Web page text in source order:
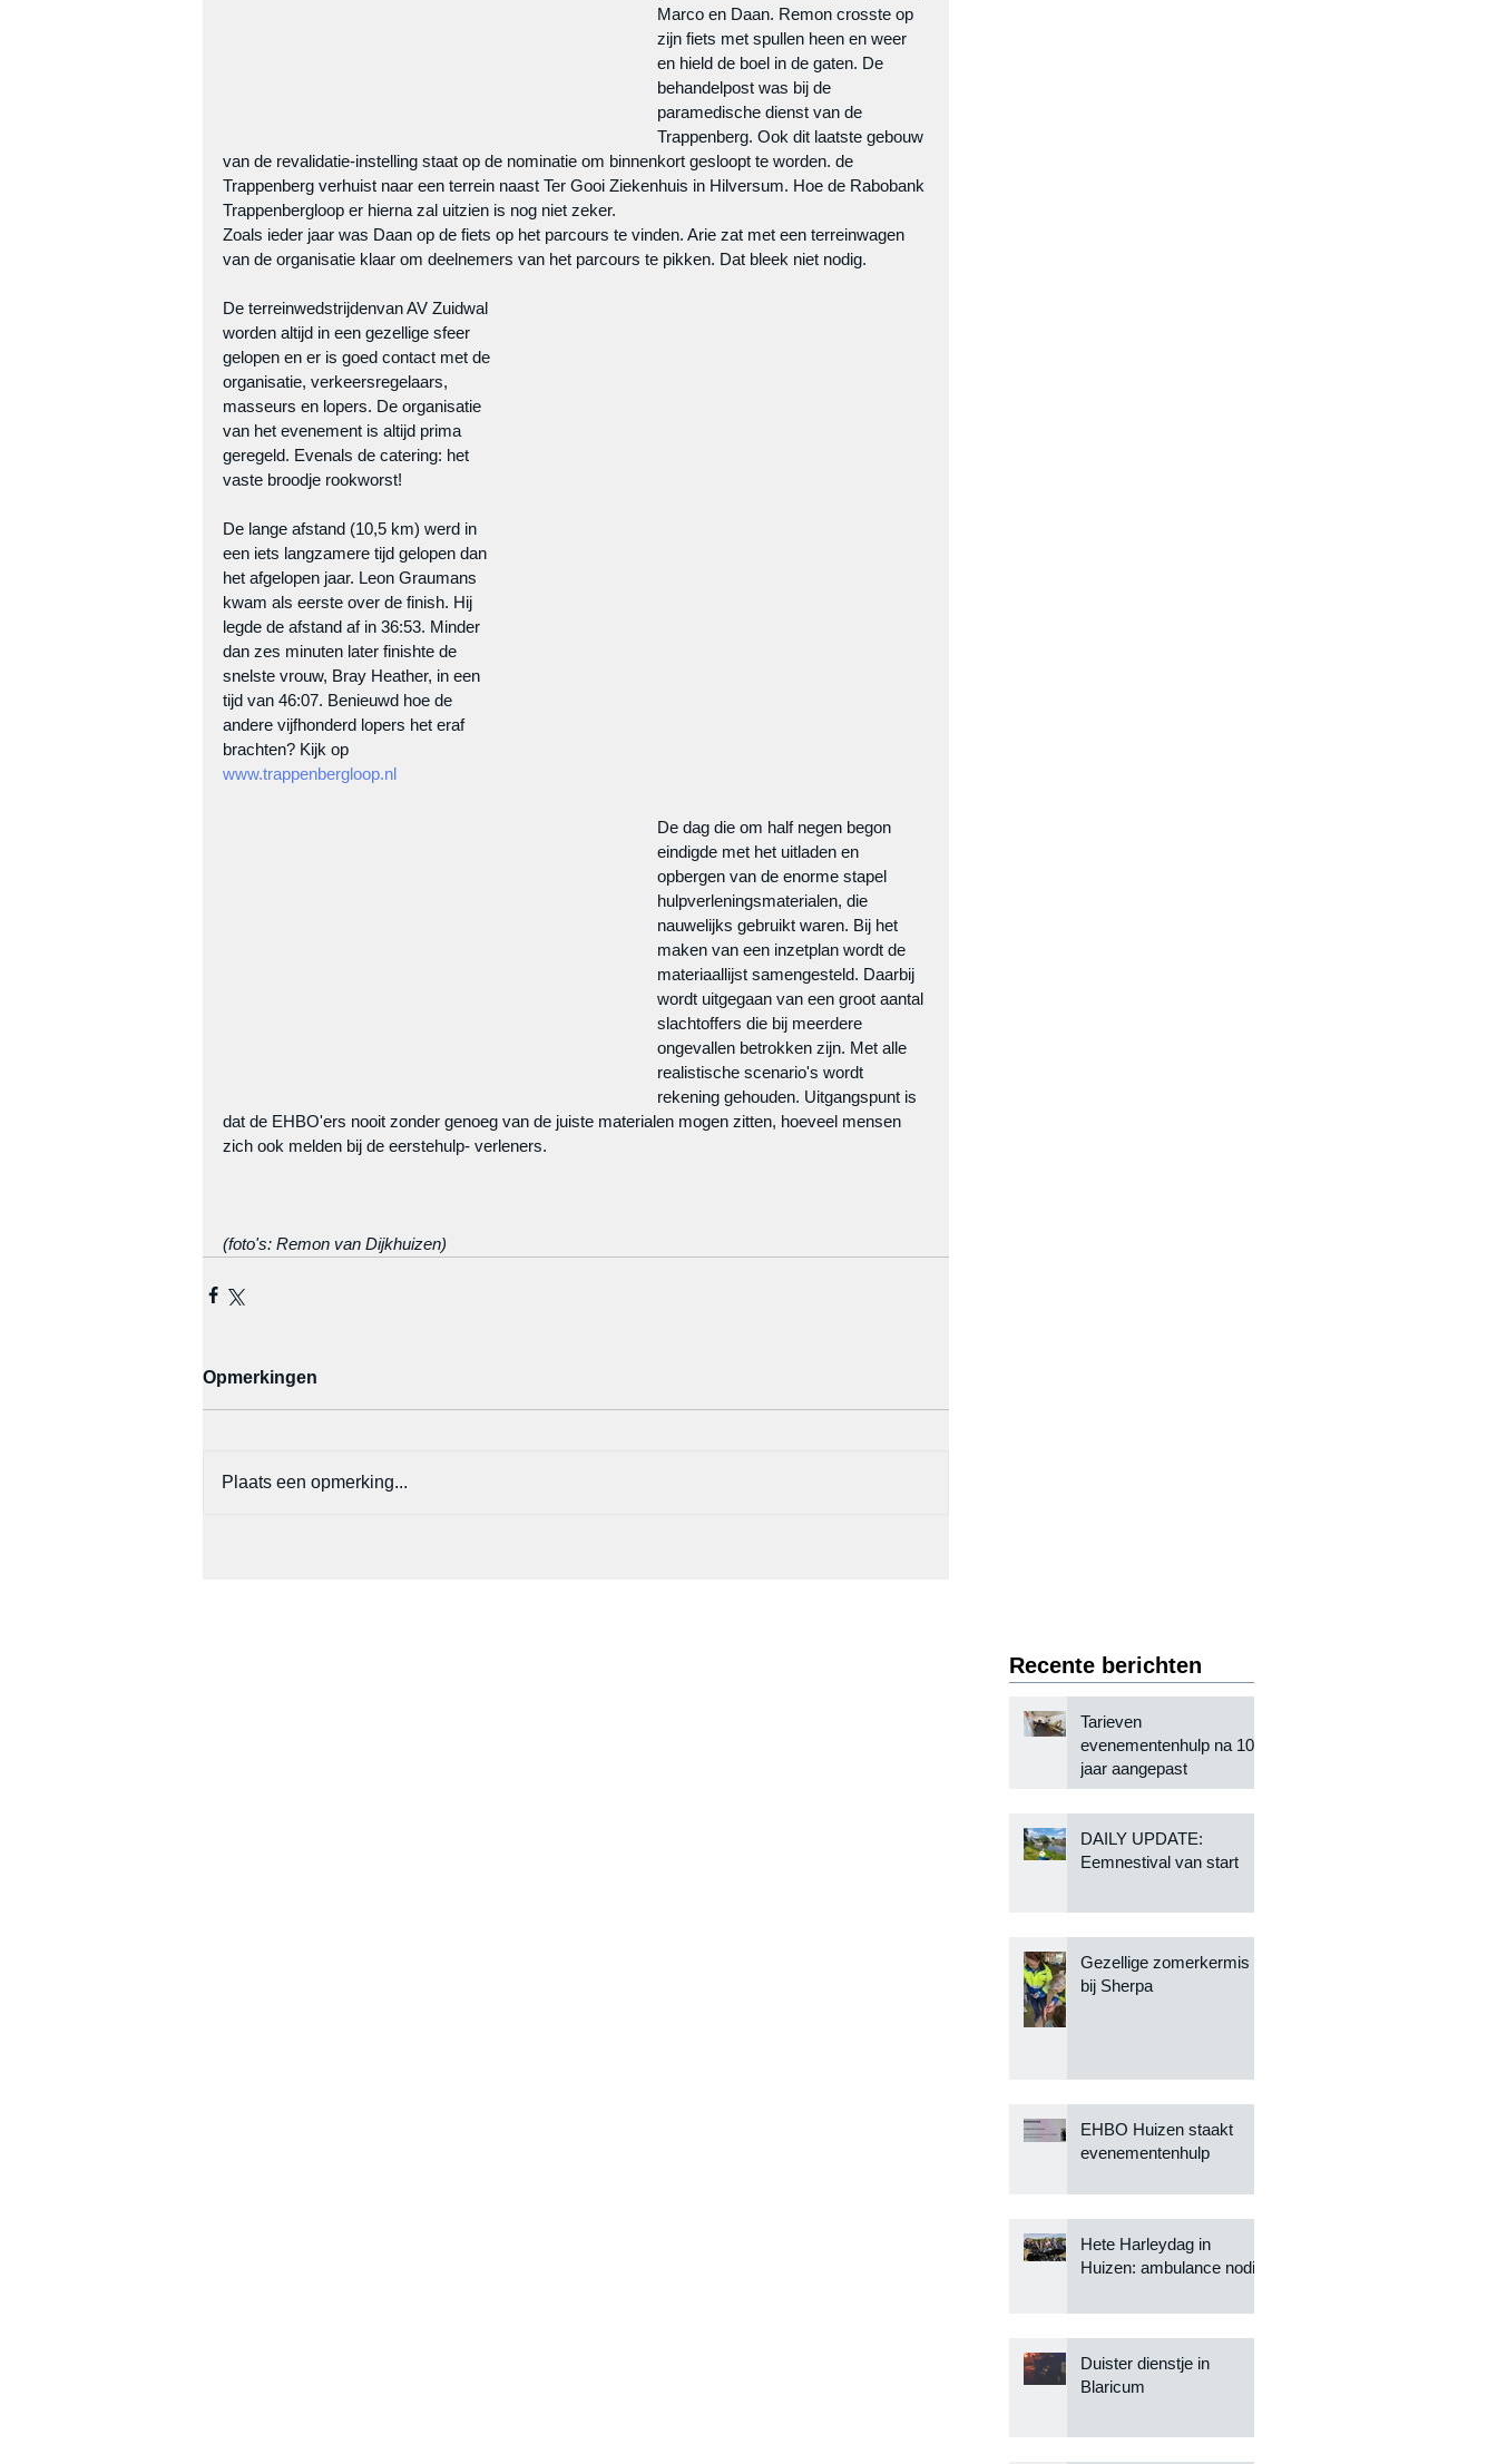
Marco en Daan. Remon crosste op
zijn fiets met spullen heen en weer
en hield de boel in de gaten. De
behandelpost was bij de
paramedische dienst van de
Trappenberg. Ook dit laatste gebouw
van de revalidatie-instelling staat op de nominatie om binnenkort gesloopt te worden. de
Trappenberg verhuist naar een terrein naast Ter Gooi Ziekenhuis in Hilversum. Hoe de Rabobank
Trappenbergloop er hierna zal uitzien is nog niet zeker.
Zoals ieder jaar was Daan op de fiets op het parcours te vinden. Arie zat met een terreinwagen
van de organisatie klaar om deelnemers van het parcours te pikken. Dat bleek niet nodig.
De terreinwedstrijdenvan AV Zuidwal
worden altijd in een gezellige sfeer
gelopen en er is goed contact met de
organisatie, verkeersregelaars,
masseurs en lopers. De organisatie
van het evenement is altijd prima
geregeld. Evenals de catering: het
vaste broodje rookworst!
De lange afstand (10,5 km) werd in
een iets langzamere tijd gelopen dan
het afgelopen jaar. Leon Graumans
kwam als eerste over de finish. Hij
legde de afstand af in 36:53. Minder
dan zes minuten later finishte de
snelste vrouw, Bray Heather, in een
tijd van 46:07. Benieuwd hoe de
andere vijfhonderd lopers het eraf
brachten? Kijk op
www.trappenbergloop.nl
De dag die om half negen begon
eindigde met het uitladen en
opbergen van de enorme stapel
hulpverleningsmaterialen, die
nauwelijks gebruikt waren. Bij het
maken van een inzetplan wordt de
materiaallijst samengesteld. Daarbij
wordt uitgegaan van een groot aantal
slachtoffers die bij meerdere
ongevallen betrokken zijn. Met alle
realistische scenario's wordt
rekening gehouden. Uitgangspunt is
dat de EHBO'ers nooit zonder genoeg van de juiste materialen mogen zitten, hoeveel mensen
zich ook melden bij de eerstehulp- verleners.
(foto's: Remon van Dijkhuizen)
Opmerkingen
Plaats een opmerking...
Recente berichten
Tarieven
evenementenhulp na 10
jaar aangepast
DAILY UPDATE:
Eemnestival van start
Gezellige zomerkermis
bij Sherpa
EHBO Huizen staakt
evenementenhulp
Hete Harleydag in
Huizen: ambulance nodig
Duister dienstje in
Blaricum